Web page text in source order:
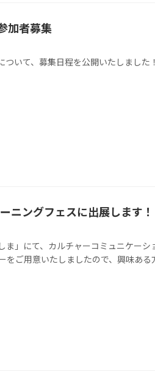
加者募集
いて、募集日程を公開いたしました！
ニングフェスに出展します！
ま」にて、カルチャーコミュニケーシ
ご用意いたしましたので、興味ある